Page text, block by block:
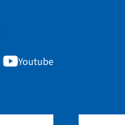
Youtube